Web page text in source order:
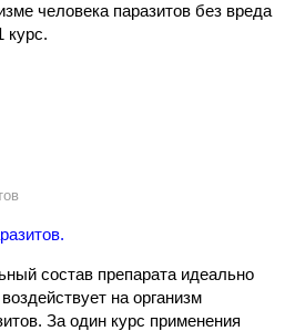
человека паразитов без вреда
курс.
состав препарата идеально
на организм
За один курс применения